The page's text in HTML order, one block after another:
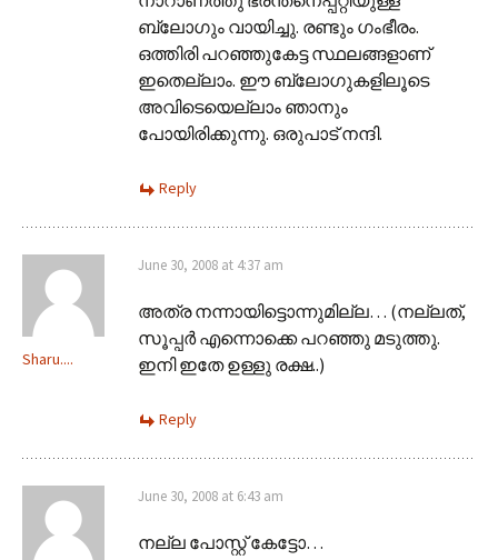
ബ്ലോഗും വായിച്ചു. രണ്ടും ഗംഭീരം.
ഒത്തിരി പറഞ്ഞുകേട്ട സ്ഥലങ്ങളാണ്
ഇതെല്ലാം. ഈ ബ്ലോഗുകളിലൂടെ
അവിടെയെല്ലാം ഞാനും
പോയിരിക്കുന്നു. ഒരുപാട്‌ നന്ദി.
Reply
Sharu....
June 30, 2008 at 4:37 am
അത്ര നന്നായിട്ടൊന്നുമില്ല… (നല്ലത്,
സൂപ്പര്‍ എന്നൊക്കെ പറഞ്ഞു മടുത്തു.
ഇനി ഇതേ ഉള്ളു രക്ഷ..)
Reply
June 30, 2008 at 6:43 am
നല്ല പോസ്റ്റ് കേട്ടോ…